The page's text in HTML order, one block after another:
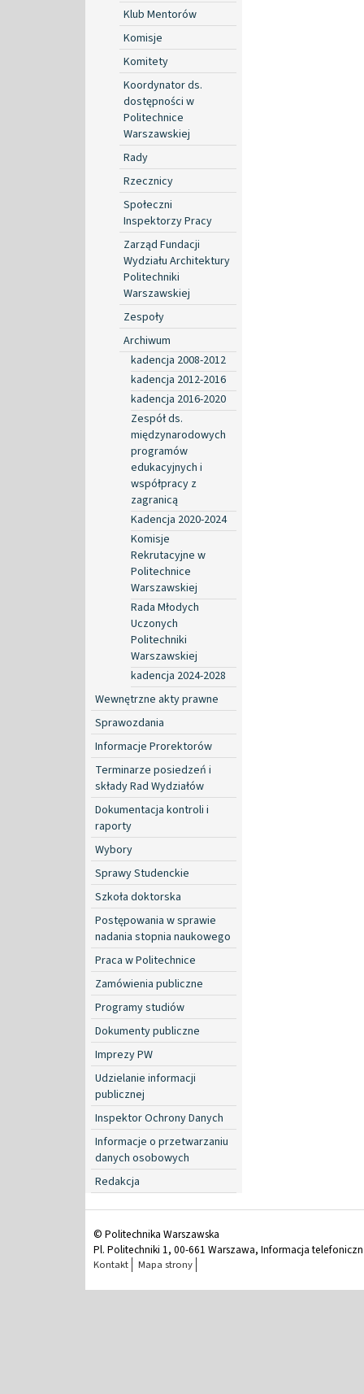
Klub Mentorów
Komisje
Komitety
Koordynator ds.
dostępności w
Politechnice
Warszawskiej
Rady
Rzecznicy
Społeczni
Inspektorzy Pracy
Zarząd Fundacji
Wydziału Architektury
Politechniki
Warszawskiej
Zespoły
Archiwum
kadencja 2008-2012
kadencja 2012-2016
kadencja 2016-2020
Zespół ds.
międzynarodowych
programów
edukacyjnych i
współpracy z
zagranicą
Kadencja 2020-2024
Komisje
Rekrutacyjne w
Politechnice
Warszawskiej
Rada Młodych
Uczonych
Politechniki
Warszawskiej
kadencja 2024-2028
Wewnętrzne akty prawne
Sprawozdania
Informacje Prorektorów
Terminarze posiedzeń i
składy Rad Wydziałów
Dokumentacja kontroli i
raporty
Wybory
Sprawy Studenckie
Szkoła doktorska
Postępowania w sprawie
nadania stopnia naukowego
Praca w Politechnice
Zamówienia publiczne
Programy studiów
Dokumenty publiczne
Imprezy PW
Udzielanie informacji
publicznej
Inspektor Ochrony Danych
Informacje o przetwarzaniu
danych osobowych
Redakcja
© Politechnika Warszawska
Pl. Politechniki 1, 00-661 Warszawa, Informacja
Kontakt Mapa strony